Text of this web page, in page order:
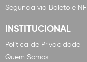
Segunda via Boleto e NF
INSTITUCIONAL
Política de Privacidade
Quem Somos